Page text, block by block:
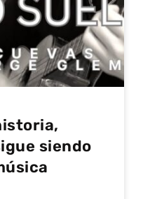
siendo